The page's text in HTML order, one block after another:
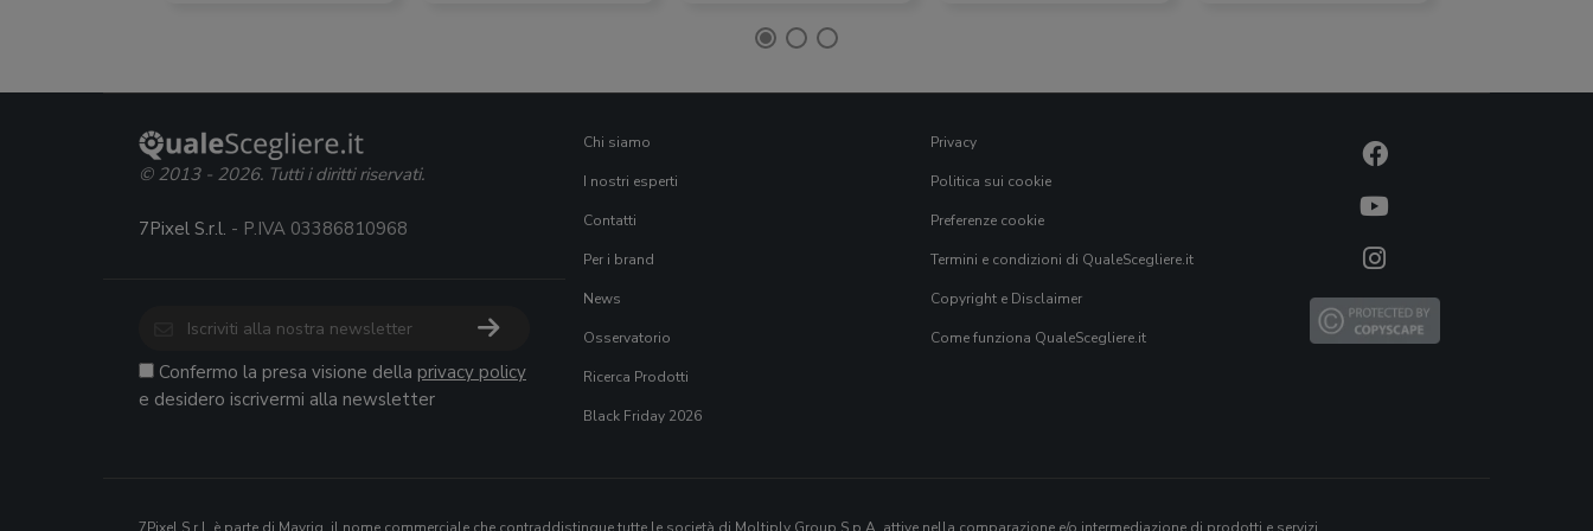
© 2013 - 2026. Tutti i diritti riservati.
7Pixel S.r.l. - P.IVA 03386810968
Confermo la presa visione della privacy policy
e desidero iscrivermi alla newsletter
Chi siamo
I nostri esperti
Contatti
Per i brand
News
Osservatorio
Ricerca Prodotti
Black Friday 2026
Privacy
Politica sui cookie
Preferenze cookie
Termini e condizioni di QualeScegliere.it
Copyright e Disclaimer
Come funziona QualeScegliere.it